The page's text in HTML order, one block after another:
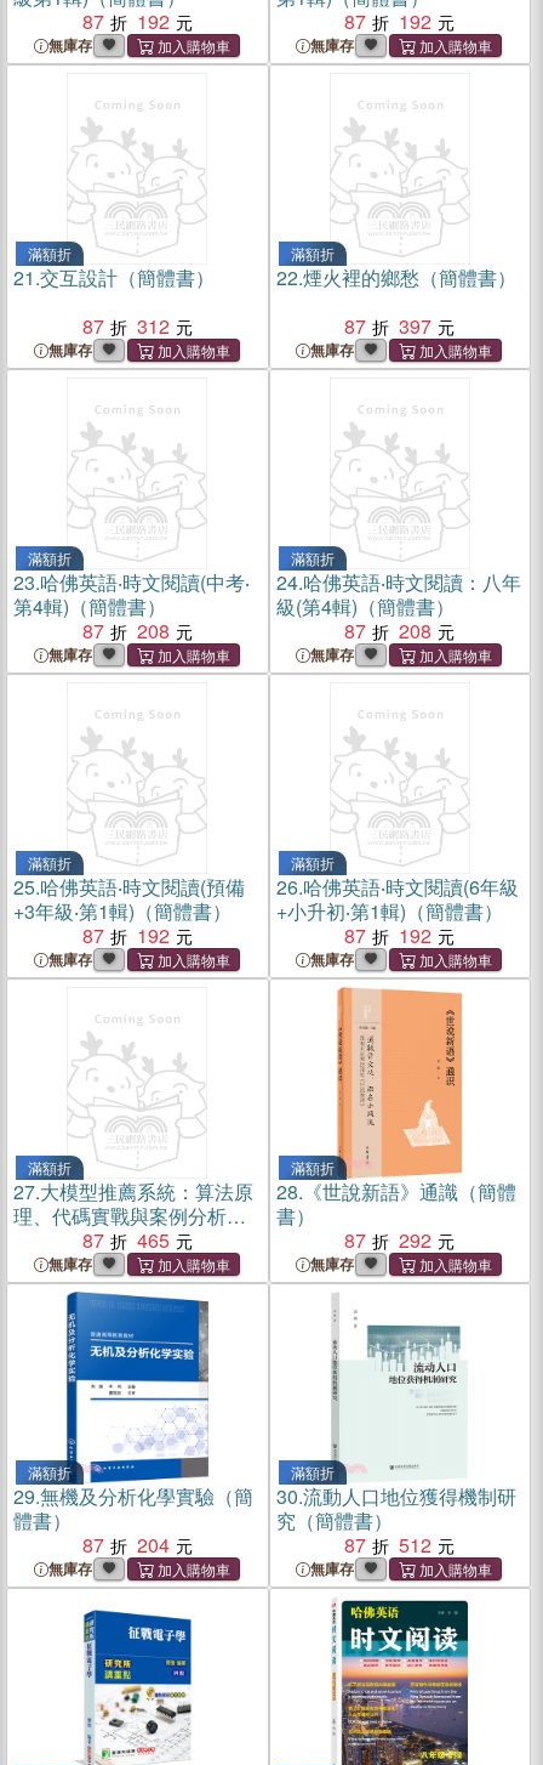
87
192
無庫存
87
192
無庫存
滿額折
21.交互設計（簡體書）
87
312
無庫存
滿額折
22.煙火裡的鄉愁（簡體書）
87
397
無庫存
滿額折
23.哈佛英語‧時文閱讀(中考‧
第4輯)（簡體書）
87
208
無庫存
滿額折
24.哈佛英語‧時文閱讀：八年
級(第4輯)（簡體書）
87
208
無庫存
滿額折
25.哈佛英語‧時文閱讀(預備
+3年級‧第1輯)（簡體書）
87
192
無庫存
滿額折
26.哈佛英語‧時文閱讀(6年級
+小升初‧第1輯)（簡體書）
87
192
無庫存
滿額折
27.大模型推薦系統：算法原
理、代碼實戰與案例分析
（簡體書）
87 465
無庫存
滿額折
28. 《世說新語》通識（簡體
書）
87
292
無庫存
滿額折
29.無機及分析化學實驗（簡
體書）
87
204
無庫存
滿額折
30.流動人口地位獲得機制研
究（簡體書）
87
512
無庫存